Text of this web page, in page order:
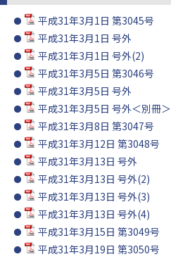
平成31年3月1日 第3045号
平成31年3月1日 号外
平成31年3月1日 号外(2)
平成31年3月5日 第3046号
平成31年3月5日 号外
平成31年3月5日 号外＜別冊＞
平成31年3月8日 第3047号
平成31年3月12日 第3048号
平成31年3月13日 号外
平成31年3月13日 号外(2)
平成31年3月13日 号外(3)
平成31年3月13日 号外(4)
平成31年3月15日 第3049号
平成31年3月19日 第3050号